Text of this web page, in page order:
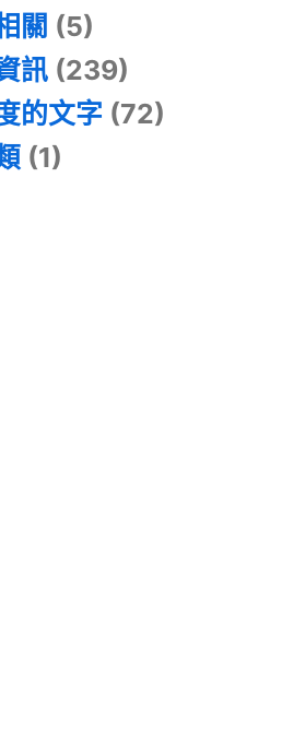
關 (5)
訊 (239)
的文字 (72)
(1)